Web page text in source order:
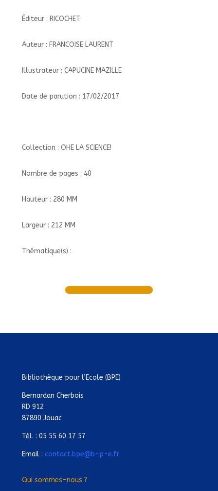
Éditeur : RICOCHET
Auteur : FRANCOISE LAURENT
Illustrateur : CAPUCINE MAZILLE
Date de parution : 17/02/2017
Collection : OHE LA SCIENCE!
Nombre de pages : 40
Hauteur : 280 MM
Largeur : 212 MM
Thématique(s) :
Bibliothèque pour l’Ecole (BPE)
Bernardan Cherbois
RD 912
87890 Jouac
Tél. : 05 55 60 17 57
Email : contact.bpe@b-p-e.fr
Qui sommes-nous ?